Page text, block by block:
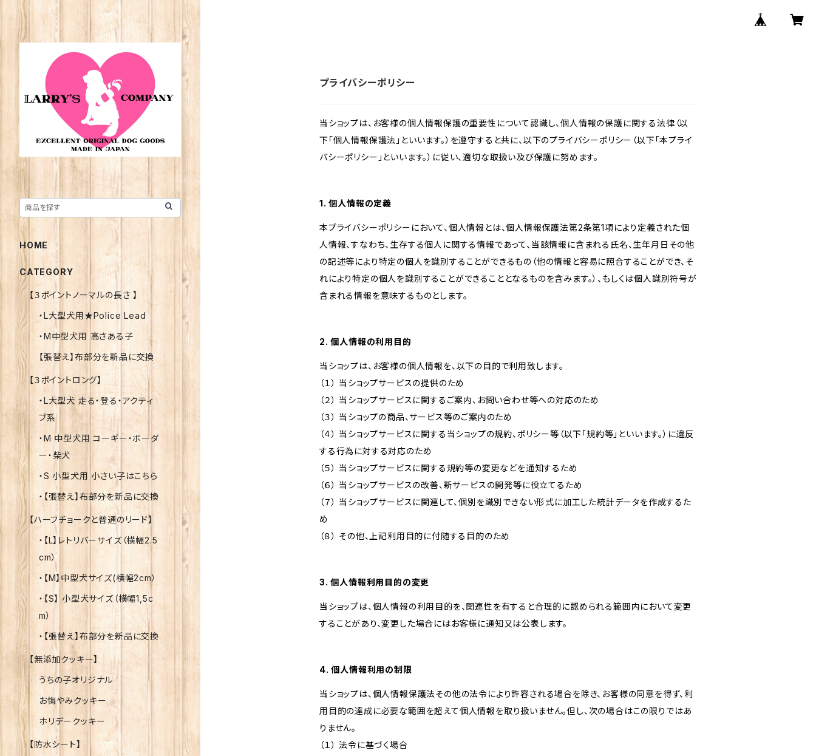
プライバシーポリシー
当ショップは、お客様の個人情報保護の重要性について認識し、個人情報の保護に関する法律（以
下「個人情報保護法」といいます。）を遵守すると共に、以下のプライバシーポリシー（以下「本プライ
バシーポリシー」といいます。）に従い、適切な取扱い及び保護に努めます。
1. 個人情報の定義
本プライバシーポリシーにおいて、個人情報とは、個人情報保護法第2条第1項により定義された個
人情報、すなわち、生存する個人に関する情報であって、当該情報に含まれる氏名、生年月日その他
の記述等により特定の個人を識別することができるもの（他の情報と容易に照合することができ、そ
れにより特定の個人を識別することができることとなるものを含みます。）、もしくは個人識別符号が
含まれる情報を意味するものとします。
2. 個人情報の利用目的
当ショップは、お客様の個人情報を、以下の目的で利用致します。
（１） 当ショップサービスの提供のため
（２） 当ショップサービスに関するご案内、お問い合わせ等への対応のため
（３） 当ショップの商品、サービス等のご案内のため
（４） 当ショップサービスに関する当ショップの規約、ポリシー等（以下「規約等」といいます。）に違反
する行為に対する対応のため
（５） 当ショップサービスに関する規約等の変更などを通知するため
（６） 当ショップサービスの改善、新サービスの開発等に役立てるため
（７） 当ショップサービスに関連して、個別を識別できない形式に加工した統計データを作成するた
め
（８） その他、上記利用目的に付随する目的のため
3. 個人情報利用目的の変更
当ショップは、個人情報の利用目的を、関連性を有すると合理的に認められる範囲内において変更
することがあり、変更した場合にはお客様に通知又は公表します。
4. 個人情報利用の制限
当ショップは、個人情報保護法その他の法令により許容される場合を除き、お客様の同意を得ず、利
用目的の達成に必要な範囲を超えて個人情報を取り扱いません。但し、次の場合はこの限りではあ
りません。
（１） 法令に基づく場合
HOME
CATEGORY
【３ポイントノーマルの長さ 】
・L大型犬用★Police Lead
・M中型犬用 高さある子
【張替え】布部分を新品に交換
【３ポイントロング】
・L大型犬 走る・登る・アクティ
ブ系
・M 中型犬用 コーギー・ボーダ
ー・柴犬
・S 小型犬用 小さい子はこちら
・【張替え】布部分を新品に交換
【ハーフチョークと普通のリード】
・【L】レトリバーサイズ（横幅2.5
cm）
・【M】中型犬サイズ(横幅2cm）
・【S】 小型犬サイズ（横幅1,5c
m）
・【張替え】布部分を新品に交換
【無添加クッキー】
うちの子オリジナル
お悔やみクッキー
ホリデークッキー
【防水シート】